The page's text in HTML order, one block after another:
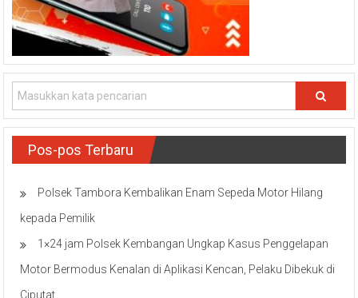
Pos-pos Terbaru
Polsek Tambora Kembalikan Enam Sepeda Motor Hilang
kepada Pemilik
1×24 jam Polsek Kembangan Ungkap Kasus Penggelapan
Motor Bermodus Kenalan di Aplikasi Kencan, Pelaku Dibekuk di
Ciputat